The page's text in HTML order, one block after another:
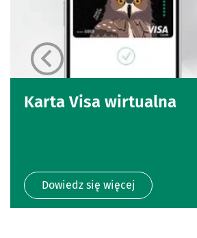
Karta Visa wirtualna
Dowiedz się więcej